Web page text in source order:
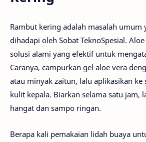
Rambut kering adalah masalah umum
dihadapi oleh Sobat TeknoSpesial.
solusi alami yang efektif untuk
Caranya, campurkan gel aloe vera
atau minyak zaitun, lalu aplikasikan
kulit kepala. Biarkan selama satu jam,
hangat dan sampo ringan.
Berapa kali pemakaian lidah buaya